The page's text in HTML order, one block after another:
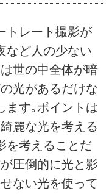
トレート撮影が
など人の少ない
世の中全体が暗
光があるだけな
ます｡ポイントは
麗な光を考える
を考えることだ
圧倒的に光と影
ない光を使って